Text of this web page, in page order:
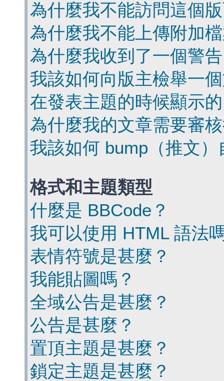
為什麼我不能訪問這個
為什麼我不能上傳附加
為什麼我收到了一個警
我該如何向版主檢舉一
在發表主題的時候顯示
為什麼我的文章需要審
我該如何 bump（推文
格式和主題類型
什麼是 BBCode？
我可以使用 HTML 語法
表情符號是甚麼？
我能貼圖嗎？
全域公告是甚麼？
公告是甚麼？
置頂主題是甚麼？
鎖定主題是甚麼？